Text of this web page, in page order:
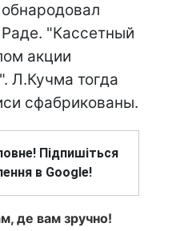
"Кассетный
акции
Л.Кучма тогда
сфабрикованы.
Підпишіться
в Google!
де вам зручно!